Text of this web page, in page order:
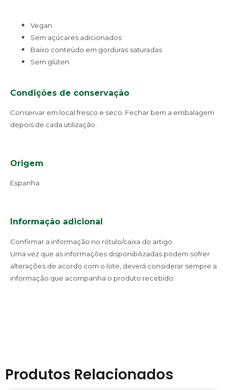
Vegan
Sem açúcares adicionados
Baixo conteúdo em gorduras saturadas
Sem glúten
Condições de conservação
Conservar em local fresco e seco. Fechar bem a embalagem
depois de cada utilização.
Origem
Espanha
Informação adicional
Confirmar a informação no rótulo/caixa do artigo.
Uma vez que as informações disponibilizadas podem sofrer
alterações de acordo com o lote, deverá considerar sempre a
informação que acompanha o produto recebido.
Produtos Relacionados